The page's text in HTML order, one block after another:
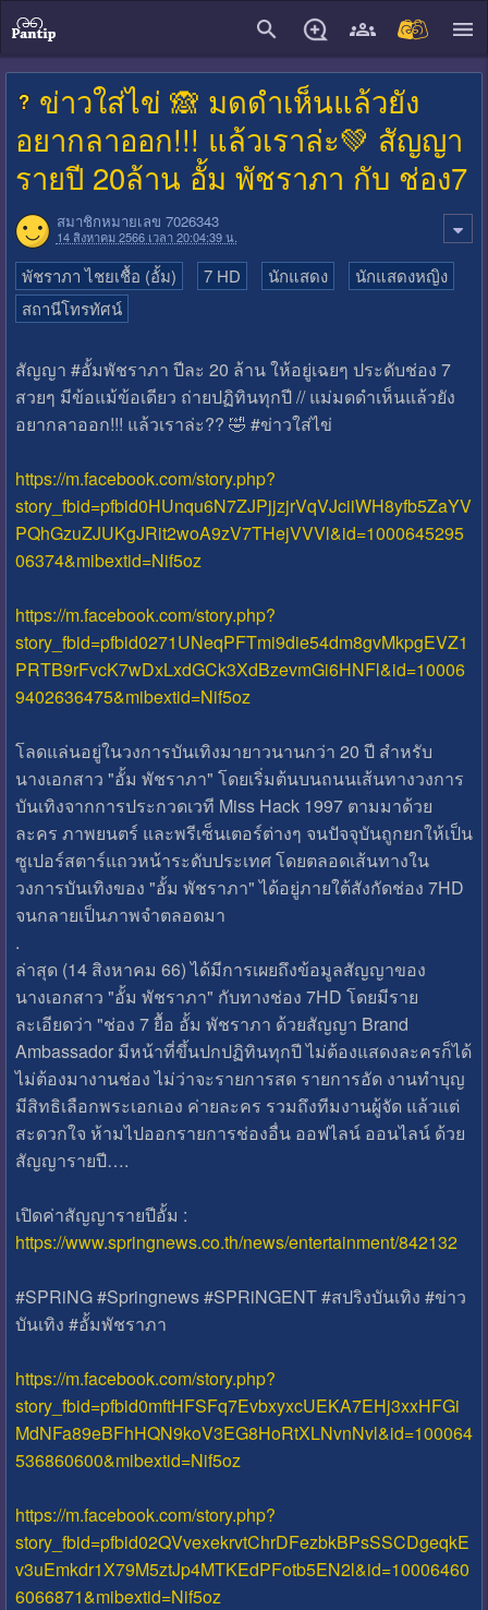
ข่าวใส่ไข่ 🙈 มดดำเห็นแล้วยัง
อยากลาออก!!! แล้วเราล่ะ💚 สัญญา
รายปี 20ล้าน อั้ม พัชราภา กับ ช่อง7
สมาชิกหมายเลข 7026343
14 สิงหาคม 2566 เวลา 20:04:39 น.
พัชราภา ไชยเชื้อ (อั้ม) 7 HD นักแสดง
นักแสดงหญิง
สถานีโทรทัศน์
สัญญา #อั้มพัชราภา ปีละ 20 ล้าน ให้อยู่เฉยๆ ประดับช่อง 7
สวยๆ มีข้อแม้ข้อเดียว ถ่ายปฏิทินทุกปี // แม่มดดำเห็นแล้วยัง
อยากลาออก!!! แล้วเราล่ะ?? 🤣 #ข่าวใส่ไข่
https://m.facebook.com/story.php?
story_fbid=pfbid0HUnqu6N7ZJPjjzjrVqVJciiWH8yfb5ZaYV
PQhGzuZJUKgJRit2woA9zV7THejVVVl&id=1000645295
06374&mibextid=Nif5oz
https://m.facebook.com/story.php?
story_fbid=pfbid0271UNeqPFTmi9die54dm8gvMkpgEVZ1
PRTB9rFvcK7wDxLxdGCk3XdBzevmGi6HNFl&id=10006
9402636475&mibextid=Nif5oz
โลดแล่นอยู่ในวงการบันเทิงมายาวนานกว่า 20 ปี สำหรับ
นางเอกสาว "อั้ม พัชราภา" โดยเริ่มต้นบนถนนเส้นทางวงการ
บันเทิงจากการประกวดเวที Miss Hack 1997 ตามมาด้วย
ละคร ภาพยนตร์ และพรีเซ็นเตอร์ต่างๆ จนปัจจุบันถูกยกให้เป็น
ซูเปอร์สตาร์แถวหน้าระดับประเทศ โดยตลอดเส้นทางใน
วงการบันเทิงของ "อั้ม พัชราภา" ได้อยู่ภายใต้สังกัดช่อง 7HD
จนกลายเป็นภาพจำตลอดมา
.
ล่าสุด (14 สิงหาคม 66) ได้มีการเผยถึงข้อมูลสัญญาของ
นางเอกสาว "อั้ม พัชราภา" กับทางช่อง 7HD โดยมีราย
ละเอียดว่า "ช่อง 7 ยื้อ อั้ม พัชราภา ด้วยสัญญา Brand
Ambassador มีหน้าที่ขึ้นปกปฏิทินทุกปี ไม่ต้องแสดงละครก็ได้
ไม่ต้องมางานช่อง ไม่ว่าจะรายการสด รายการอัด งานทำบุญ
มีสิทธิเลือกพระเอกเอง ค่ายละคร รวมถึงทีมงานผู้จัด แล้วแต่
สะดวกใจ ห้ามไปออกรายการช่องอื่น ออฟไลน์ ออนไลน์ ด้วย
สัญญารายปี….
เปิดค่าสัญญารายปีอั้ม :
https://www.springnews.co.th/news/entertainment/842132
#SPRiNG #Springnews #SPRiNGENT #สปริงบันเทิง #ข่าว
บันเทิง #อั้มพัชราภา
https://m.facebook.com/story.php?
story_fbid=pfbid0mftHFSFq7EvbxyxcUEKA7EHj3xxHFGi
MdNFa89eBFhHQN9koV3EG8HoRtXLNvnNvl&id=100064
536860600&mibextid=Nif5oz
https://m.facebook.com/story.php?
story_fbid=pfbid02QVvexekrvtChrDFezbkBPsSSCDgeqkE
v3uEmkdr1X79M5ztJp4MTKEdPFotb5EN2l&id=10006460
6066871&mibextid=Nif5oz
close